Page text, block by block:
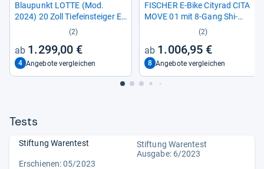
Blau­punkt LOTTE (Mod.
2024) 20 Zoll Tiefein­stei­ger E-​
(2)
1.299,00 €
4 Angebote vergleichen
FISCHER E-​Bike City­rad CITA
MOVE 01 mit 8-​Gang Shi­
mano Schal­tung
(2)
1.006,95 €
8 Angebote vergleichen
Tests
Stiftung Warentest
Stiftung Warentest
Ausgabe: 6/2023
Erschienen: 05/2023